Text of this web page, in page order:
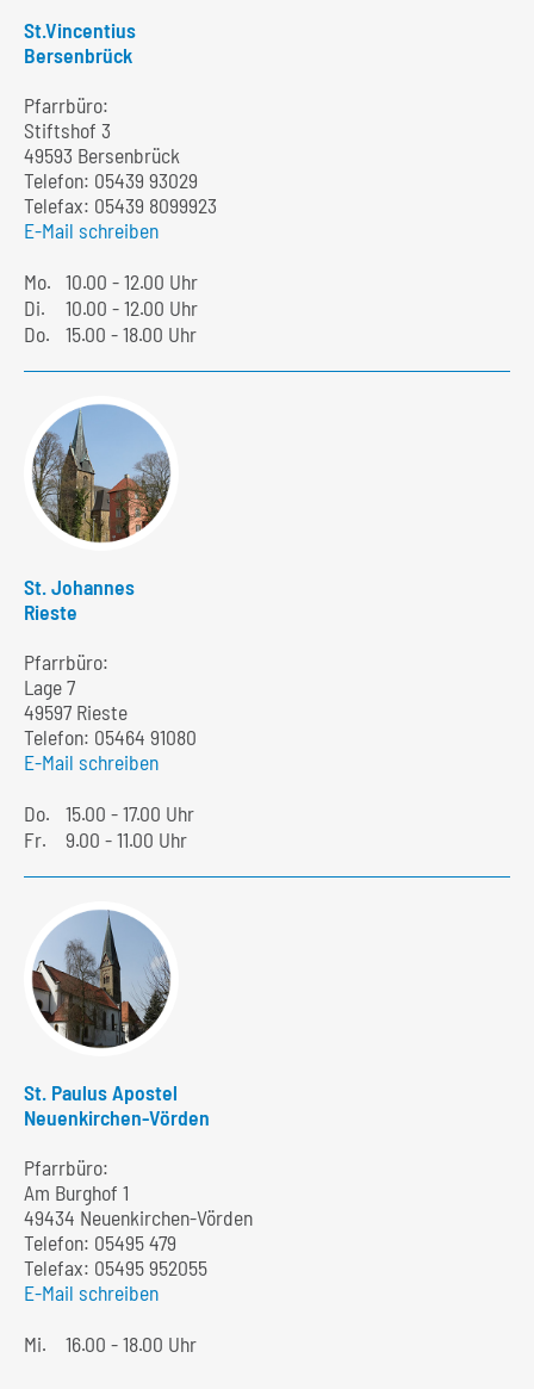
St.Vincentius
Bersenbrück
Pfarrbüro:
Stiftshof 3
49593 Bersenbrück
Telefon: 05439 93029
Telefax: 05439 8099923
E-Mail schreiben
Mo. 10.00 - 12.00 Uhr
Di.
10.00 - 12.00 Uhr
Do.
15.00 - 18.00 Uhr
St. Johannes
Rieste
Pfarrbüro:
Lage 7
49597 Rieste
Telefon: 05464 91080
E-Mail schreiben
Do.
15.00 - 17.00 Uhr
Fr.
9.00 - 11.00 Uhr
St. Paulus Apostel
Neuenkirchen-Vörden
Pfarrbüro:
Am Burghof 1
49434 Neuenkirchen-Vörden
Telefon: 05495 479
Telefax: 05495 952055
E-Mail schreiben
Mi.
16.00 - 18.00 Uhr